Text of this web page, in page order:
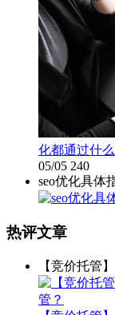
化都通过什
05/05 240
seo优化具体
热评文章
【竞价托管